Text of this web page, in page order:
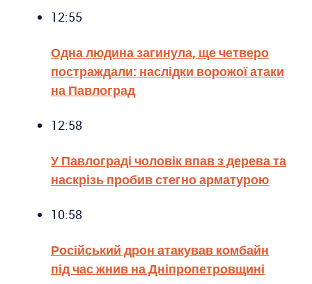
12:55
Одна людина загинула, ще четверо
постраждали: наслідки ворожої атаки
на Павлоград
12:58
У Павлограді чоловік впав з дерева та
наскрізь пробив стегно арматурою
10:58
Російський дрон атакував комбайн
під час жнив на Дніпропетровщині